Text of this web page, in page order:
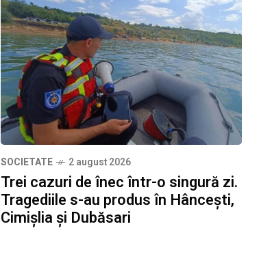
SOCIETATE 2 august 2026
Trei cazuri de înec într-o singură zi.
Tragediile s-au produs în Hâncești,
Cimișlia și Dubăsari